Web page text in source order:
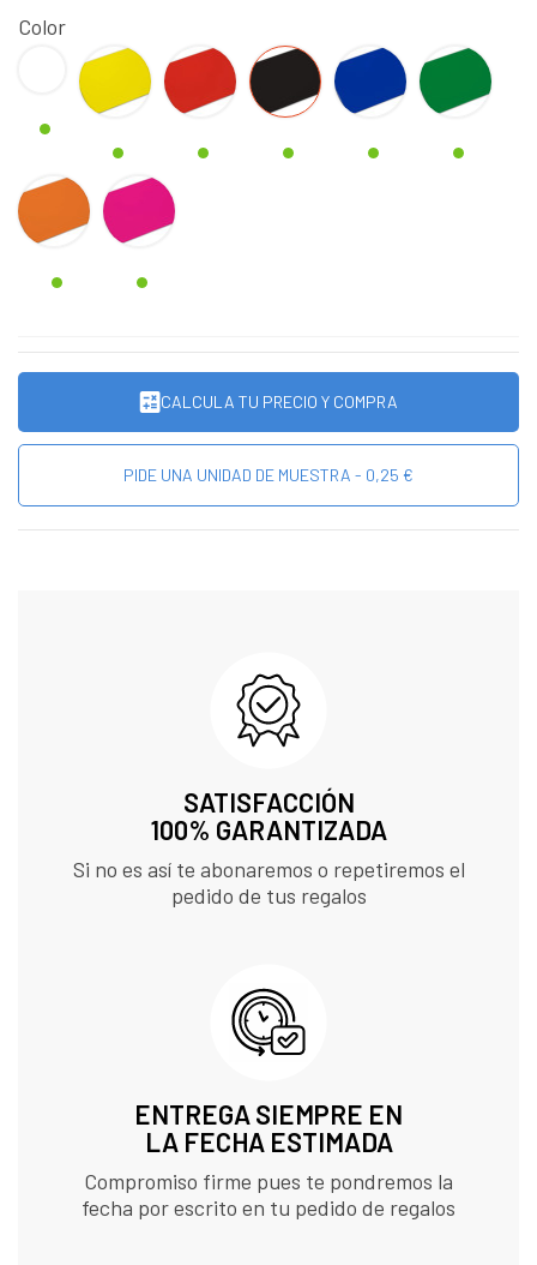
Color
BLANCOAmarillo Rojo Negro AZUL VERDE
NARANJAFUCSIA
CALCULA TU PRECIO Y COMPRA
PIDE UNA UNIDAD DE MUESTRA - 0,25 €
SATISFACCIÓN
100% GARANTIZADA
Si no es así te abonaremos o repetiremos el
pedido de tus regalos
ENTREGA SIEMPRE EN
LA FECHA ESTIMADA
Compromiso firme pues te pondremos la
fecha por escrito en tu pedido de regalos